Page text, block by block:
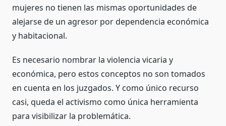
mujeres no tienen las mismas oportunidades de
alejarse de un agresor por dependencia económica
y habitacional.
Es necesario nombrar la violencia vicaria y
económica, pero estos conceptos no son tomados
en cuenta en los juzgados. Y como único recurso
casi, queda el activismo como única herramienta
para visibilizar la problemática.